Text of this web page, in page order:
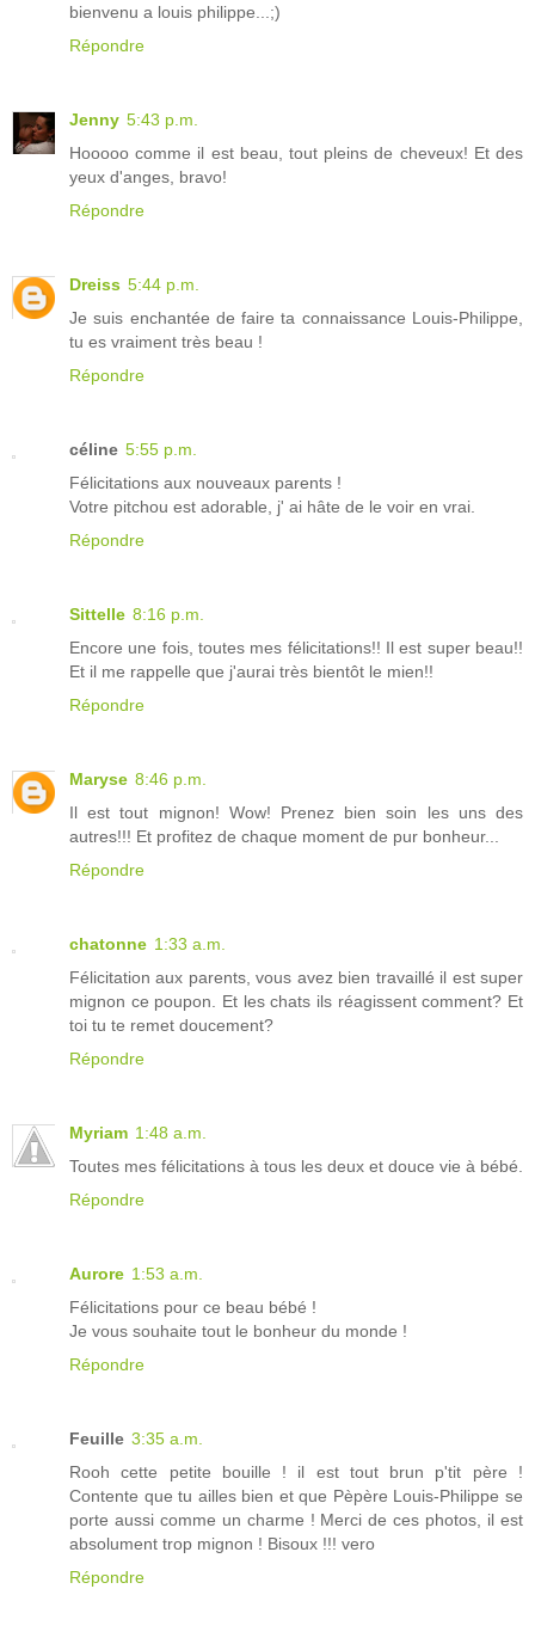
bienvenu a louis philippe...;)
Répondre
Jenny 5:43 p.m.
Hooooo comme il est beau, tout pleins de cheveux! Et des
yeux d'anges, bravo!
Répondre
Dreiss 5:44 p.m.
Je suis enchantée de faire ta connaissance Louis-Philippe,
tu es vraiment très beau !
Répondre
céline 5:55 p.m.
Félicitations aux nouveaux parents !
Votre pitchou est adorable, j' ai hâte de le voir en vrai.
Répondre
Sittelle 8:16 p.m.
Encore une fois, toutes mes félicitations!! Il est super beau!!
Et il me rappelle que j'aurai très bientôt le mien!!
Répondre
Maryse 8:46 p.m.
Il est tout mignon! Wow! Prenez bien soin les uns des
autres!!! Et profitez de chaque moment de pur bonheur...
Répondre
chatonne 1:33 a.m.
Félicitation aux parents, vous avez bien travaillé il est super
mignon ce poupon. Et les chats ils réagissent comment? Et
toi tu te remet doucement?
Répondre
Myriam 1:48 a.m.
Toutes mes félicitations à tous les deux et douce vie à bébé.
Répondre
Aurore 1:53 a.m.
Félicitations pour ce beau bébé !
Je vous souhaite tout le bonheur du monde !
Répondre
Feuille 3:35 a.m.
Rooh cette petite bouille ! il est tout brun p'tit père !
Contente que tu ailles bien et que Pèpère Louis-Philippe se
porte aussi comme un charme ! Merci de ces photos, il est
absolument trop mignon ! Bisoux !!! vero
Répondre